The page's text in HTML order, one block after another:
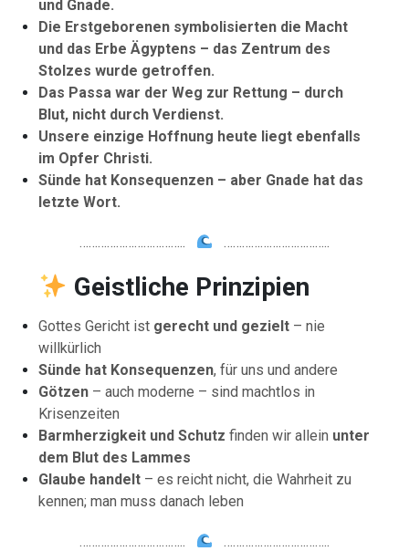
und Gnade.
Die Erstgeborenen symbolisierten die Macht
und das Erbe Ägyptens – das Zentrum des
Stolzes wurde getroffen.
Das Passa war der Weg zur Rettung – durch
Blut, nicht durch Verdienst.
Unsere einzige Hoffnung heute liegt ebenfalls
im Opfer Christi.
Sünde hat Konsequenzen – aber Gnade hat das
letzte Wort.
…………………………….. ……………………………..
Geistliche Prinzipien
Gottes Gericht ist gerecht und gezielt – nie
willkürlich
Sünde hat Konsequenzen, für uns und andere
Götzen – auch moderne – sind machtlos in
Krisenzeiten
Barmherzigkeit und Schutz finden wir allein unter
dem Blut des Lammes
Glaube handelt – es reicht nicht, die Wahrheit zu
kennen; man muss danach leben
…………………………….. ……………………………..